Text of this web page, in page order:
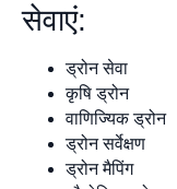
सेवाएं:
ड्रोन सेवा
कृषि ड्रोन
वाणिज्यिक ड्रोन
ड्रोन सर्वेक्षण
ड्रोन मैपिंग